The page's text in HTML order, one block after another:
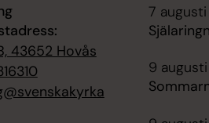
43652 Hovås
7 augusti
9